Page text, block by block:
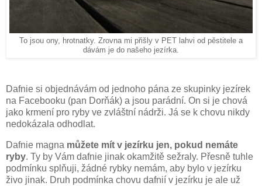
To jsou ony, hrotnatky. Zrovna mi přišly v PET lahvi od pěstitele a
dávám je do našeho jezírka.
Dafnie si objednávám od jednoho pána ze skupinky jezírek
na Facebooku (pan Dorňák) a jsou parádní. On si je chová
jako krmení pro ryby ve zvláštní nádrži. Já se k chovu nikdy
nedokázala odhodlat.
Dafnie magna můžete mít v jezírku jen, pokud nemáte
ryby. Ty by Vám dafnie jinak okamžitě sežraly. Přesně tuhle
podmínku splňuji, žádné rybky nemám, aby bylo v jezírku
živo jinak. Druh podmínka chovu dafnií v jezírku je ale už